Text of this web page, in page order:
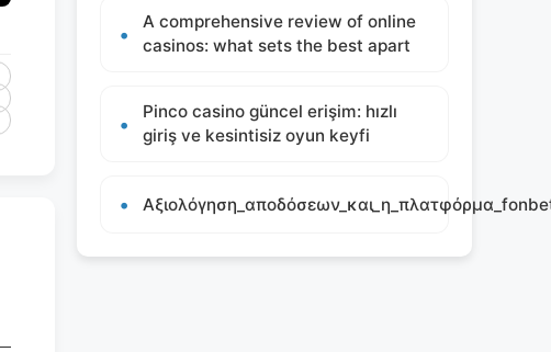
A comprehensive review of online
casinos: what sets the best apart
Pinco casino güncel erişim: hızlı
giriş ve kesintisiz oyun keyfi